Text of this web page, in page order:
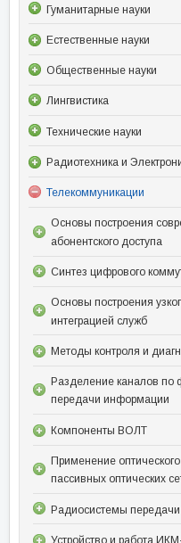
Гуманитарные науки
Естественные науки
Общественные науки
Лингвистика
Технические науки
Радиотехника и
Телекоммуникации
Основы построения
абонентского доступа
Синтез цифрового
Основы построения
интеграцией служб
Методы контроля и
Разделение каналов по
передачи информации
Компоненты ВОЛТ
Применение
пассивных оптических
Радиосистемы
Устройство и работа